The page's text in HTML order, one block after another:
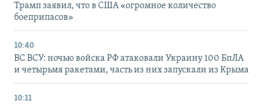
Трамп заявил, что в США «огромное количество
боеприпасов»
10:40
ВС ВСУ: ночью войска РФ атаковали Украину 100 БпЛА
и четырьмя ракетами, часть из них запускали из Крыма
10:11